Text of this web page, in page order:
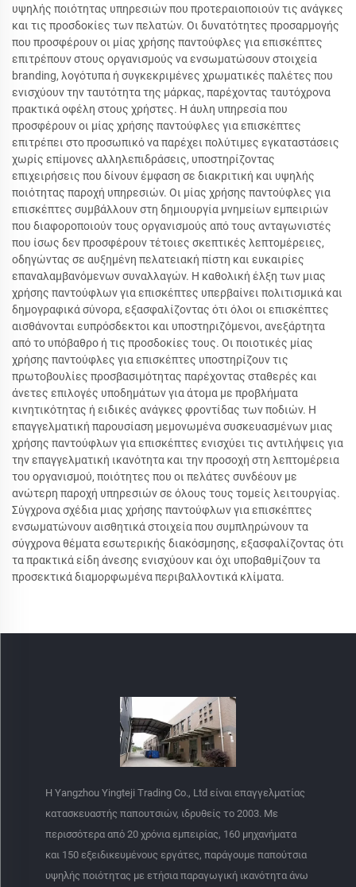
υψηλής ποιότητας υπηρεσιών που προτεραιοποιούν τις ανάγκες
και τις προσδοκίες των πελατών. Οι δυνατότητες προσαρμογής
που προσφέρουν οι μίας χρήσης παντούφλες για επισκέπτες
επιτρέπουν στους οργανισμούς να ενσωματώσουν στοιχεία
branding, λογότυπα ή συγκεκριμένες χρωματικές παλέτες που
ενισχύουν την ταυτότητα της μάρκας, παρέχοντας ταυτόχρονα
πρακτικά οφέλη στους χρήστες. Η άυλη υπηρεσία που
προσφέρουν οι μίας χρήσης παντούφλες για επισκέπτες
επιτρέπει στο προσωπικό να παρέχει πολύτιμες εγκαταστάσεις
χωρίς επίμονες αλληλεπιδράσεις, υποστηρίζοντας
επιχειρήσεις που δίνουν έμφαση σε διακριτική και υψηλής
ποιότητας παροχή υπηρεσιών. Οι μίας χρήσης παντούφλες για
επισκέπτες συμβάλλουν στη δημιουργία μνημείων εμπειριών
που διαφοροποιούν τους οργανισμούς από τους ανταγωνιστές
που ίσως δεν προσφέρουν τέτοιες σκεπτικές λεπτομέρειες,
οδηγώντας σε αυξημένη πελατειακή πίστη και ευκαιρίες
επαναλαμβανόμενων συναλλαγών. Η καθολική έλξη των μιας
χρήσης παντούφλων για επισκέπτες υπερβαίνει πολιτισμικά και
δημογραφικά σύνορα, εξασφαλίζοντας ότι όλοι οι επισκέπτες
αισθάνονται ευπρόσδεκτοι και υποστηριζόμενοι, ανεξάρτητα
από το υπόβαθρο ή τις προσδοκίες τους. Οι ποιοτικές μίας
χρήσης παντούφλες για επισκέπτες υποστηρίζουν τις
πρωτοβουλίες προσβασιμότητας παρέχοντας σταθερές και
άνετες επιλογές υποδημάτων για άτομα με προβλήματα
κινητικότητας ή ειδικές ανάγκες φροντίδας των ποδιών. Η
επαγγελματική παρουσίαση μεμονωμένα συσκευασμένων μιας
χρήσης παντούφλων για επισκέπτες ενισχύει τις αντιλήψεις για
την επαγγελματική ικανότητα και την προσοχή στη λεπτομέρεια
του οργανισμού, ποιότητες που οι πελάτες συνδέουν με
ανώτερη παροχή υπηρεσιών σε όλους τους τομείς λειτουργίας.
Σύγχρονα σχέδια μιας χρήσης παντούφλων για επισκέπτες
ενσωματώνουν αισθητικά στοιχεία που συμπληρώνουν τα
σύγχρονα θέματα εσωτερικής διακόσμησης, εξασφαλίζοντας ότι
τα πρακτικά είδη άνεσης ενισχύουν και όχι υποβαθμίζουν τα
προσεκτικά διαμορφωμένα περιβαλλοντικά κλίματα.
Η Yangzhou Yingteji Trading Co., Ltd είναι επαγγελματίας
κατασκευαστής παπουτσιών, ιδρυθείς το 2003. Με
περισσότερα από 20 χρόνια εμπειρίας, 160 μηχανήματα
και 150 εξειδικευμένους εργάτες, παράγουμε παπούτσια
υψηλής ποιότητας με ετήσια παραγωγική ικανότητα άνω